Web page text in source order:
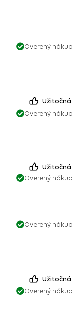
Overený nákup
Užitočná
Overený nákup
Užitočná
Overený nákup
Overený nákup
Užitočná
Overený nákup